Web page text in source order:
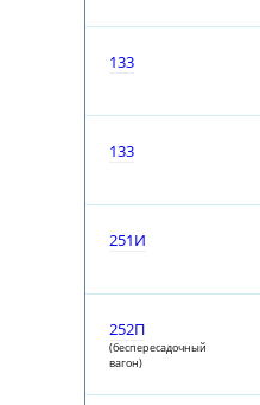
133
133
251И
252П
(беспересадочный
вагон)